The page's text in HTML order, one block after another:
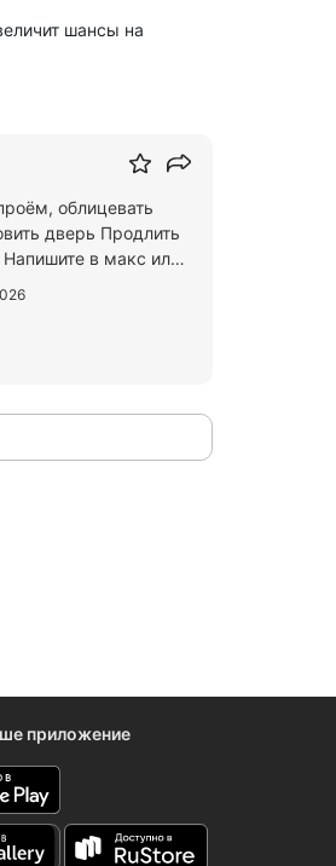
шансы на
облицевать
дверь Продлить
в макс или
приложение